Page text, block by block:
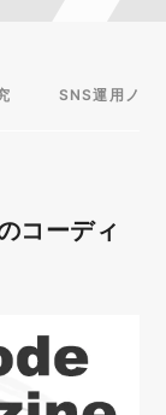
SNS運用ノウ
コーディ